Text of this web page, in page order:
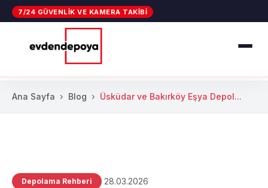
7/24 GÜVENLIK VE KAMERA TAKIBI
Ana Sayfa Blog Üsküdar ve Bakırköy Eşya Depol...
Depolama Rehberi 28.03.2026